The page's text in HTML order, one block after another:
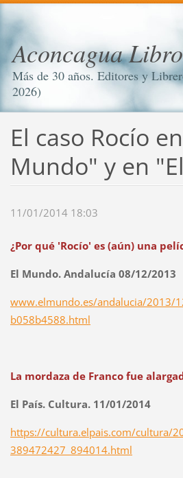
Aconcagua
Más de 30 años. Editores y
2026)
El caso Rocío
Mundo" y en
11/01/2014 18:03
¿Por qué 'Rocío' es (aún) una
El Mundo. Andalucía 08/12/2013
www.elmundo.es/andalucia/2013/
b058b4588.html
La mordaza de Franco fue
El País. Cultura. 11/01/2014
https://cultura.elpais.com/cultura/
389472427_894014.html